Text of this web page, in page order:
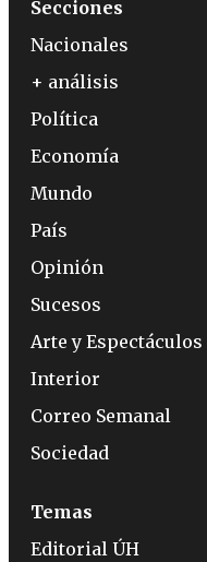
Secciones
Nacionales
+ análisis
Política
Economía
Mundo
País
Opinión
Sucesos
Arte y Espectáculos
Interior
Correo Semanal
Sociedad
Temas
Editorial ÚH